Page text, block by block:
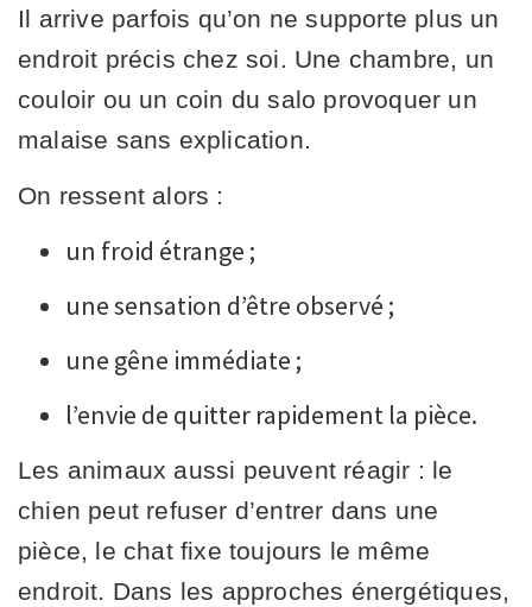
Il arrive parfois qu’on ne supporte plus un
endroit précis chez soi. Une chambre, un
couloir ou un coin du salo provoquer un
malaise sans explication.
On ressent alors :
un froid étrange ;
une sensation d’être observé ;
une gêne immédiate ;
l’envie de quitter rapidement la pièce.
Les animaux aussi peuvent réagir : le
chien peut refuser d’entrer dans une
pièce, le chat fixe toujours le même
endroit. Dans les approches énergétiques,